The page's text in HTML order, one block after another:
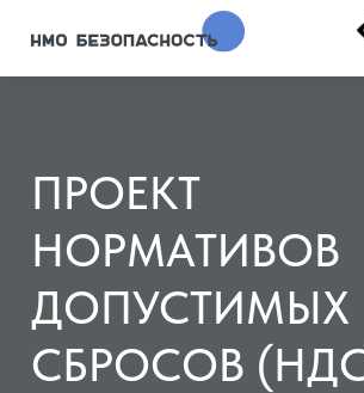
НОРМАТИВОВ
ДОПУСТИМЫХ
СБРОСОВ (НДС)
Многие предприятия в процессе работы
образуют отходы, которые попадают в воду.
Проект НДС определяет, какое количество